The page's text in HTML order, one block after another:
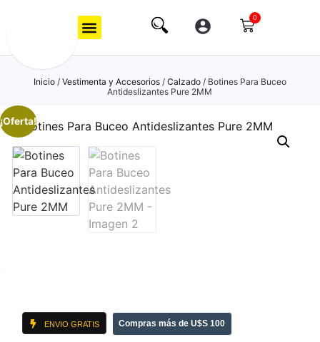
0
Inicio/ Vestimenta y Accesorios/ Calzado/ Botines Para Buceo
Antideslizantes Pure 2MM
¡Oferta!
ENVIO GRATIS Compras más de U$S 100